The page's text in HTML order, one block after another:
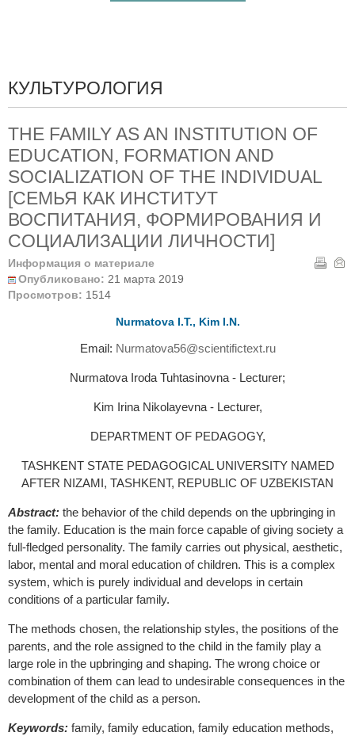
КУЛЬТУРОЛОГИЯ
THE FAMILY AS AN INSTITUTION OF
EDUCATION, FORMATION AND
SOCIALIZATION OF THE INDIVIDUAL
[СЕМЬЯ КАК ИНСТИТУТ
ВОСПИТАНИЯ, ФОРМИРОВАНИЯ И
СОЦИАЛИЗАЦИИ ЛИЧНОСТИ]
Информация о материале
Опубликовано: 21 марта 2019
Просмотров: 1514
Nurmatova I.T., Kim I.N.
Email: Nurmatova56@scientifictext.ru
Nurmatova Iroda Tuhtasinovna - Lecturer;
Kim Irina Nikolayevna - Lecturer,
DEPARTMENT OF PEDAGOGY,
TASHKENT STATE PEDAGOGICAL UNIVERSITY NAMED
AFTER NIZAMI, TASHKENT, REPUBLIC OF UZBEKISTAN
Abstract: the behavior of the child depends on the upbringing in
the family. Education is the main force capable of giving society a
full-fledged personality. The family carries out physical, aesthetic,
labor, mental and moral education of children. This is a complex
system, which is purely individual and develops in certain
conditions of a particular family.
The methods chosen, the relationship styles, the positions of the
parents, and the role assigned to the child in the family play a
large role in the upbringing and shaping. The wrong choice or
combination of them can lead to undesirable consequences in the
development of the child as a person.
Keywords: family, family education, family education methods,